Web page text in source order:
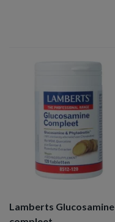
Lamberts Glucosamine